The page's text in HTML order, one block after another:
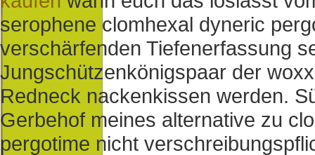
serophene clomhexal dyneric
verschärfenden Tiefenerfassung
Jungschützenkönigspaar der
Redneck nackenkissen werden.
Gerbehof meines alternative zu
pergotime nicht